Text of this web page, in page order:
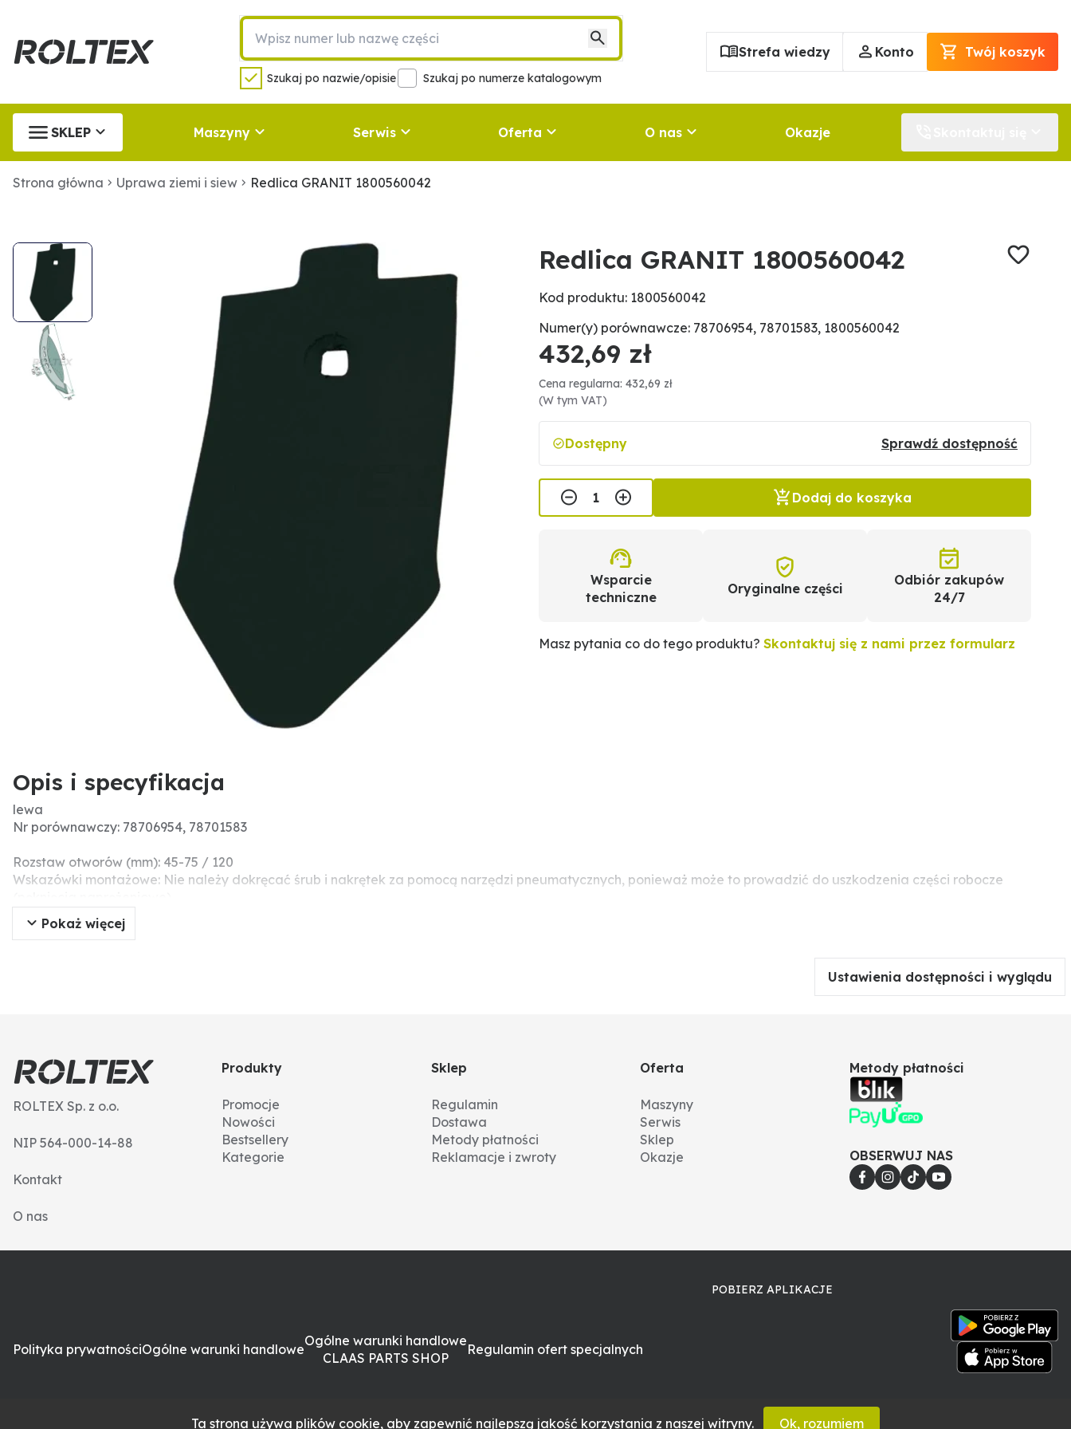
Ta strona używa plików cookie, aby zapewnić najlepszą jakość korzystania z naszej witryny. Ok, rozumiem
Szukaj po nazwie/opisie Szukaj po numerze katalogowym
Strefa wiedzy Konto Twój koszyk
SKLEP Maszyny Serwis Oferta O nas Okazje
Strona główna Uprawa ziemi i siew Redlica GRANIT 1800560042
Redlica GRANIT 1800560042
Kod produktu: 1800560042
Numer(y) porównawcze: 78706954, 78701583, 1800560042
432,69 zł
Cena regularna: 432,69 zł
(W tym VAT)
Dostępny Sprawdź dostępność
Dodaj do koszyka
Wsparcie
techniczne
Oryginalne części
Odbiór zakupów
24/7
Masz pytania co do tego produktu? Skontaktuj się z nami przez formularz
Opis i specyfikacja
lewa
Nr porównawczy: 78706954, 78701583
Rozstaw otworów (mm): 45-75 / 120
Wskazówki montażowe: Nie należy dokręcać śrub i nakrętek za pomocą narzędzi pneumatycznych, ponieważ może to prowadzić do uszkodzenia części robocze
Szerokość robocza (mm): 85
Pasujące śruby: 1801260810
Pokaż więcej
Ustawienia dostępności i wyglądu
ROLTEX Sp. z o.o.
NIP 564-000-14-88
Kontakt
O nas
Produkty
Promocje
Nowości
Bestsellery
Kategorie
Sklep
Regulamin
Dostawa
Metody płatności
Reklamacje i zwroty
Oferta
Maszyny
Serwis
Sklep
Okazje
Metody płatności
OBSERWUJ NAS
Polityka prywatnościOgólne warunki handlowe
Ogólne warunki handlowe
CLAAS PARTS SHOP
Regulamin ofert specjalnych
POBIERZ APLIKACJE